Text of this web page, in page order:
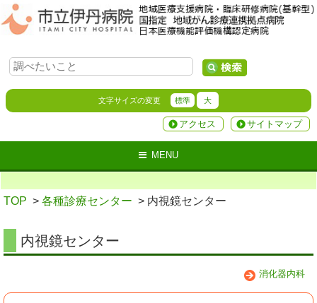
文字サイズの変更 標準 大
サイトマップ
アクセス
MENU
TOP > 各種診療センター > 内視鏡センター
内視鏡センター
消化器内科